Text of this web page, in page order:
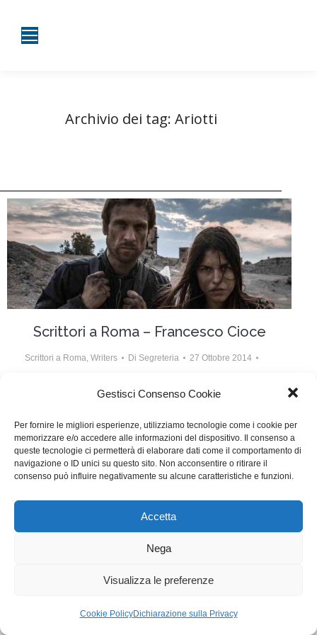
Gestisci Consenso Cookie
Per fornire le migliori esperienze, utilizziamo tecnologie come i cookie per
memorizzare e/o accedere alle informazioni del dispositivo. Il consenso a
queste tecnologie ci permetterà di elaborare dati come il comportamento di
navigazione o ID unici su questo sito. Non acconsentire o ritirare il
consenso può influire negativamente su alcune caratteristiche e funzioni.
Accetta
Nega
Visualizza le preferenze
Cookie PolicyDichiarazione sulla Privacy
Archivio dei tag: Ariotti
Scrittori a Roma – Francesco Cioce
Scrittori a Roma, Writers Di Segreteria 27 Ottobre 2014
presenti al 9° Festival Internazionale del Film di Roma
WGI - Tutti i diritti riservati © 2021
+39 347 2461036
segreteria@writersguilditalia.it
Concept: Annamaria De Paola - Realizzazione: